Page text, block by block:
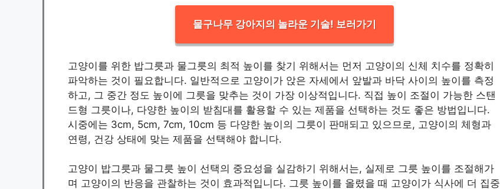
물구나무 강아지의 놀라운 기술! 보러가기
고양이를 위한 밥그릇과 물그릇의 최적 높이를 찾기 위해서는 먼저 고양이의 신체 치수를 정확히
파악하는 것이 필요합니다. 일반적으로 고양이가 앉은 자세에서 앞발과 바닥 사이의 높이를 측정
하고, 그 중간 정도 높이에 그릇을 맞추는 것이 가장 이상적입니다. 직접 높이 조절이 가능한 스탠
드형 그릇이나, 다양한 높이의 받침대를 활용할 수 있는 제품을 선택하는 것도 좋은 방법입니다.
시중에는 3cm, 5cm, 7cm, 10cm 등 다양한 높이의 그릇이 판매되고 있으므로, 고양이의 체형과
연령, 건강 상태에 맞는 제품을 선택해야 합니다.
고양이 밥그릇과 물그릇 높이 선택의 중요성을 실감하기 위해서는, 실제로 그릇 높이를 조절해가
며 고양이의 반응을 관찰하는 것이 효과적입니다. 그릇 높이를 올렸을 때 고양이가 식사에 더 집중